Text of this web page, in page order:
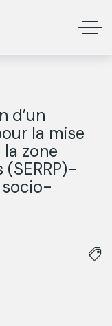
d’un
la mise
zone